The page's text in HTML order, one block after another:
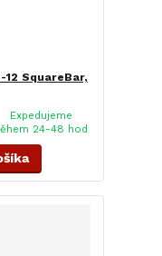
SquareBar,
Expedujeme
24-48 hod